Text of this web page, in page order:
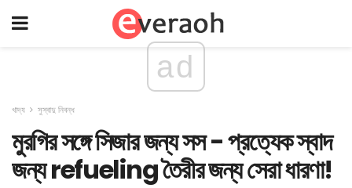
ad
খাদ্য সুস্বাদু নিবন্ধ
মুরগির সঙ্গে সিজার জন্য সস - প্রত্যেক স্বাদ
জন্য refueling তৈরীর জন্য সেরা ধারণা!